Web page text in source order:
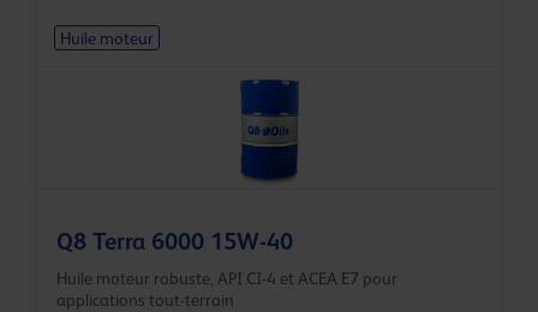
Huile moteur
Q8 Terra 6000 15W-40
Huile moteur robuste, API CI-4 et ACEA E7 pour
applications tout-terrain